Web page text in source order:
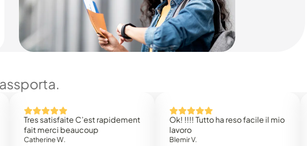
Tres satisfaite C’est rapidement
fait merci beaucoup
Catherine W.
Ok! !!!! Tutto ha reso facile il mio